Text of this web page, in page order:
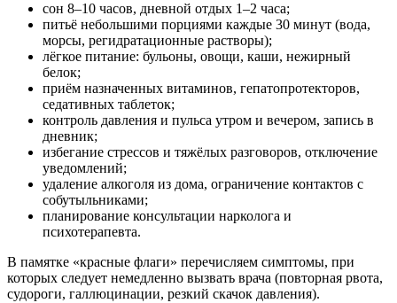
сон 8–10 часов, дневной отдых 1–2 часа;
питьё небольшими порциями каждые 30 минут (вода,
морсы, регидратационные растворы);
лёгкое питание: бульоны, овощи, каши, нежирный
белок;
приём назначенных витаминов, гепатопротекторов,
седативных таблеток;
контроль давления и пульса утром и вечером, запись в
дневник;
избегание стрессов и тяжёлых разговоров, отключение
уведомлений;
удаление алкоголя из дома, ограничение контактов с
собутыльниками;
планирование консультации нарколога и
психотерапевта.
В памятке «красные флаги» перечисляем симптомы, при
которых следует немедленно вызвать врача (повторная рвота,
судороги, галлюцинации, резкий скачок давления).